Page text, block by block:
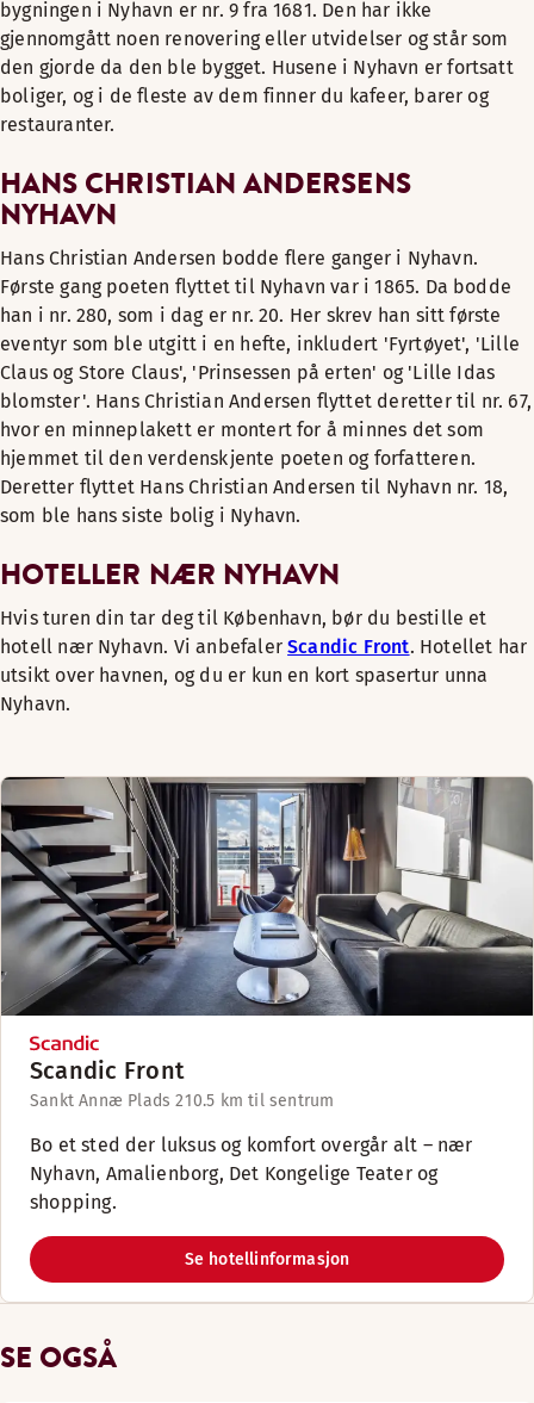
bygningen i Nyhavn er nr. 9 fra 1681. Den har ikke
gjennomgått noen renovering eller utvidelser og står som
den gjorde da den ble bygget. Husene i Nyhavn er fortsatt
boliger, og i de fleste av dem finner du kafeer, barer og
restauranter.
HANS CHRISTIAN ANDERSENS
NYHAVN
Hans Christian Andersen bodde flere ganger i Nyhavn.
Første gang poeten flyttet til Nyhavn var i 1865. Da bodde
han i nr. 280, som i dag er nr. 20. Her skrev han sitt første
eventyr som ble utgitt i en hefte, inkludert 'Fyrtøyet', 'Lille
Claus og Store Claus', 'Prinsessen på erten' og 'Lille Idas
blomster'. Hans Christian Andersen flyttet deretter til nr. 67,
hvor en minneplakett er montert for å minnes det som
hjemmet til den verdenskjente poeten og forfatteren.
Deretter flyttet Hans Christian Andersen til Nyhavn nr. 18,
som ble hans siste bolig i Nyhavn.
HOTELLER NÆR NYHAVN
Hvis turen din tar deg til København, bør du bestille et
hotell nær Nyhavn. Vi anbefalerScandic Front. Hotellet har
utsikt over havnen, og du er kun en kort spasertur unna
Nyhavn.
Scandic Front
Sankt Annæ Plads 210.5 km til sentrum
Bo et sted der luksus og komfort overgår alt – nær
Nyhavn, Amalienborg, Det Kongelige Teater og
shopping.
Se hotellinformasjon
SE OGSÅ